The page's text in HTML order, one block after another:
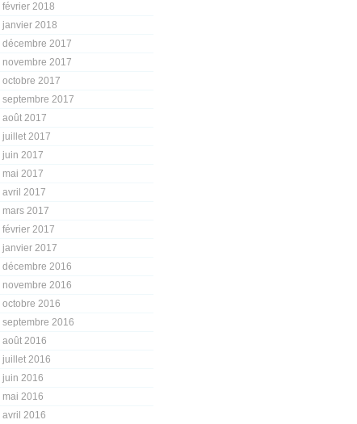
février 2018
janvier 2018
décembre 2017
novembre 2017
octobre 2017
septembre 2017
août 2017
juillet 2017
juin 2017
mai 2017
avril 2017
mars 2017
février 2017
janvier 2017
décembre 2016
novembre 2016
octobre 2016
septembre 2016
août 2016
juillet 2016
juin 2016
mai 2016
avril 2016